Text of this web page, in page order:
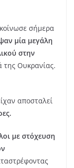
σήμερα
μία μεγάλη
στην
της Ουκρανίας.
αποσταλεί
με στόχευση